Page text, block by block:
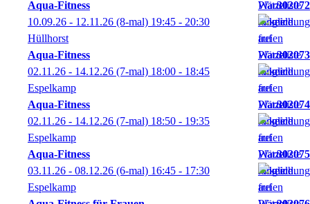
Aqua-Fitness
302072
10.09.26 - 12.11.26 (8-mal) 19:45 - 20:30
Hüllhorst
Aqua-Fitness
302073
02.11.26 - 14.12.26 (7-mal) 18:00 - 18:45
Espelkamp
Aqua-Fitness
302074
02.11.26 - 14.12.26 (7-mal) 18:50 - 19:35
Espelkamp
Aqua-Fitness
302075
03.11.26 - 08.12.26 (6-mal) 16:45 - 17:30
Espelkamp